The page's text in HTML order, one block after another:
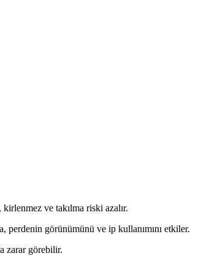
ve takılma riski azalır.
perdenin görünümünü ve ip kullanımını etkiler.
zarar görebilir.